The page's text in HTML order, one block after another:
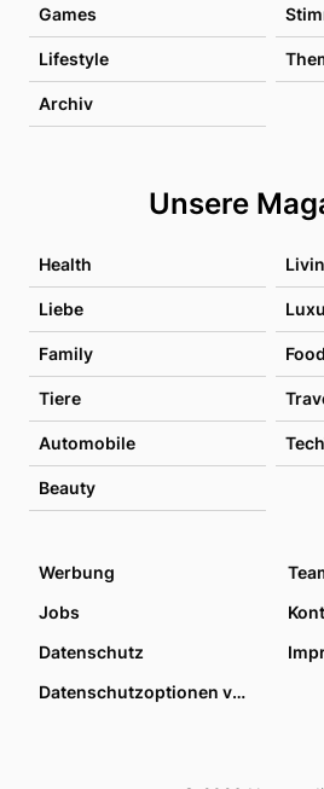
Games
Lifestyle
Archiv
Unsere
Health
Liebe
Family Food
Tiere
Automobile
Beauty
Werbung
Jobs
Datenschutz
Datenschutzoptionen verwalten